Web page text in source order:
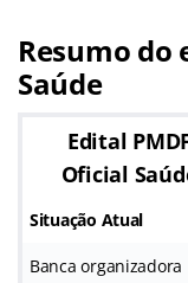
Resumo do
Saúde
Edital
Oficial
Situação Atual
Banca organizadora